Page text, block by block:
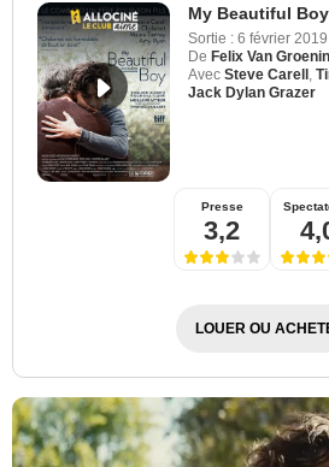
My Beautiful Boy
Sortie : 6 février 2019
De Felix Van
Avec Steve Carell
Jack Dylan Grazer
Presse
3,2
LOUER OU